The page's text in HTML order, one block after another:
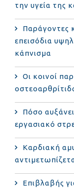
την υγεία της
Παράγοντες
επεισόδια
κάπνισμα
Οι κοινοί
Πόσο
εργασιακό
Καρδιακή
Επιβλαβής